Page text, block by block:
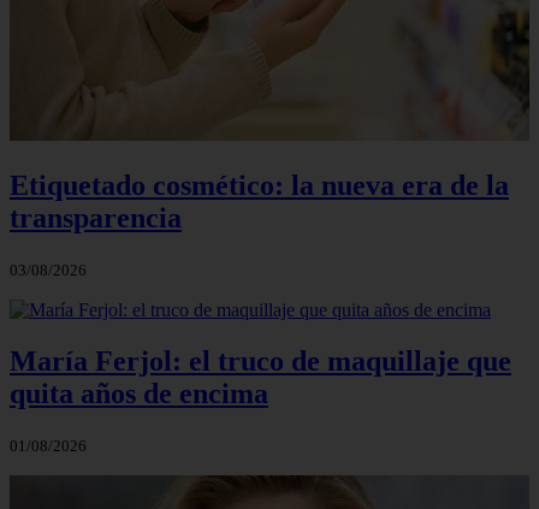
Etiquetado cosmético: la nueva era de la
transparencia
03/08/2026
María Ferjol: el truco de maquillaje que
quita años de encima
01/08/2026